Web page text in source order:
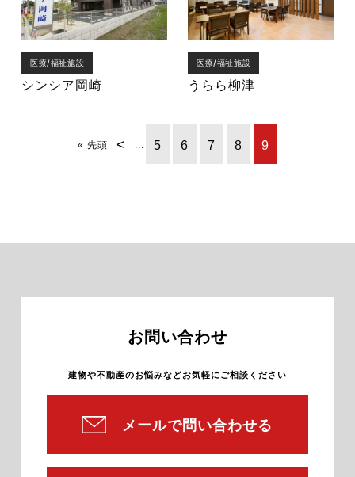
医療/福祉施設
シンシア岡崎
医療/福祉施設
うらら柳津
« 先頭 < ... 5 6 7 8 9
お問い合わせ
建物や不動産のお悩みなどお気軽にご相談ください
メールで問い合わせる